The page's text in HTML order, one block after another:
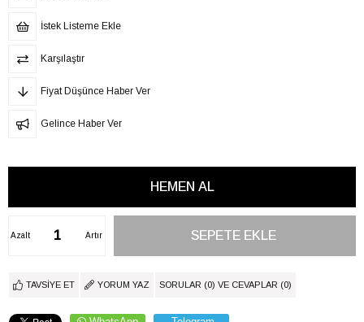
İstek Listeme Ekle
Karşılaştır
Fiyat Düşünce Haber Ver
Gelince Haber Ver
Artır
Azalt
TAVSIYE ET YORUM YAZ SORULAR (0) VE CEVAPLAR (0)